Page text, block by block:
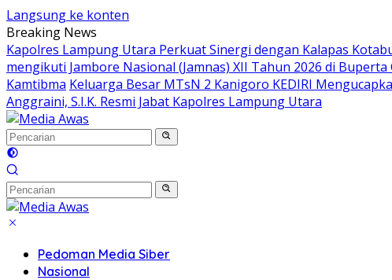
Langsung ke konten
Breaking News
Kapolres Lampung Utara Perkuat Sinergi dengan Kalapas
mengikuti Jambore Nasional (Jamnas) XII Tahun 2026 di
Kamtibma Keluarga Besar MTsN 2 Kanigoro KEDIRI
Anggraini, S.I.K. Resmi Jabat Kapolres Lampung Utara
Pedoman Media Siber
Nasional